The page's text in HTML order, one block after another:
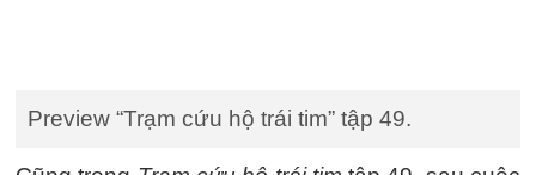
Preview “Trạm cứu hộ trái tim” tập 49.